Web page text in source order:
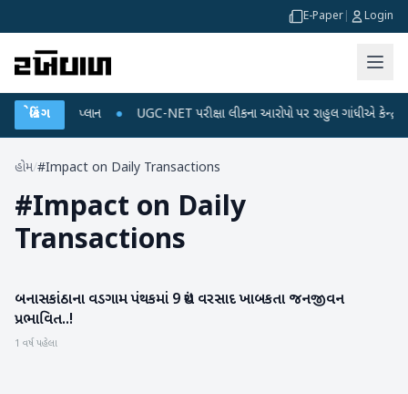
E-Paper Login
બ્રેકિંગ
અને ડેટા પ્લાન ● UGC-NET પરીક્ષા લીકના આરોપો પર રાહુલ ગાંધીએ કેન્દ્ર પર
હોમ/#Impact on Daily Transactions
#Impact on Daily
Transactions
બનાસકાંઠા
બનાસકાંઠાના વડગામ પંથકમાં 9 ઇંચ વરસાદ ખાબકતા જનજીવન
પ્રભાવિત..!
1 વર્ષ પહેલા